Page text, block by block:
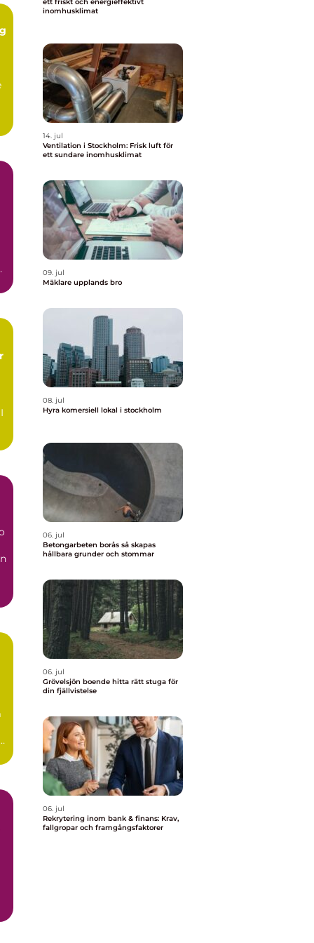
inomhusklimat
14. jul
Ventilation i Stockholm: Frisk luft för
ett sundare inomhusklimat
09. jul
Mäklare upplands bro
08. jul
Hyra komersiell lokal i stockholm
06. jul
Betongarbeten borås så skapas
hållbara grunder och stommar
06. jul
Grövelsjön boende hitta rätt stuga för
din fjällvistelse
06. jul
Rekrytering inom bank & finans: Krav,
fallgropar och framgångsfaktorer